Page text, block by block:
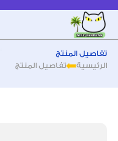
تفاصيل المنتج
الرئيسية
تفاصيل المنتج